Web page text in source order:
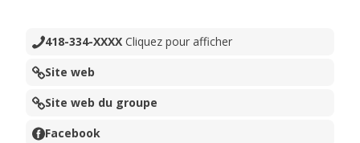
418-334-XXXX Cliquez pour afficher
Site web
Site web du groupe
Facebook